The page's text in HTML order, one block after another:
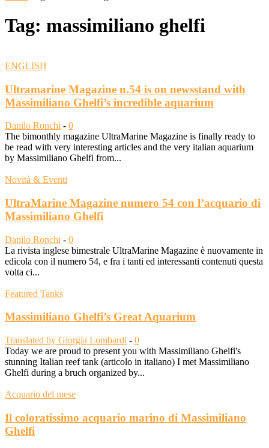
Tag: massimiliano ghelfi
ENGLISH
Ultramarine Magazine n.54 is on newsstand with
Massimiliano Ghelfi’s incredible aquarium
Danilo Ronchi - 0
The bimonthly magazine UltraMarine Magazine is finally ready to
be read with very interesting articles and the very italian aquarium
by Massimiliano Ghelfi from...
Novità & Eventi
UltraMarine Magazine numero 54 con l’acquario di
Massimiliano Ghelfi
Danilo Ronchi - 0
La rivista inglese bimestrale UltraMarine Magazine è nuovamente in
edicola con il numero 54, e fra i tanti ed interessanti contenuti questa
volta ci...
Featured Tanks
Massimiliano Ghelfi’s Great Aquarium
Translated by Giorgia Lombardi - 0
Today we are proud to present you with Massimiliano Ghelfi's
stunning Italian reef tank (articolo in italiano) I met Massimiliano
Ghelfi during a bruch organized by...
Acquario del mese
Il coloratissimo acquario marino di Massimiliano
Ghelfi